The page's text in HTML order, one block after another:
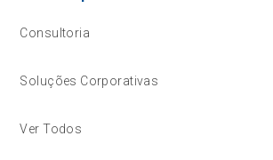
Consultoria
Soluções Corporativas
Ver Todos